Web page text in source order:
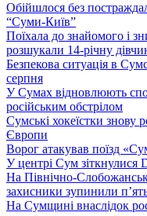
Обійшлося без
“Суми-Київ”
Поїхала до знайомого і
розшукали 14-річну
Безпекова ситуація в
серпня
У Сумах відновлюють
російським обстрілом
Сумські хокеїстки знову
Європи
Ворог атакував поїзд
У центрі Сум зіткнулися
На Північно-
захисники зупинили
На Сумщині внаслідок